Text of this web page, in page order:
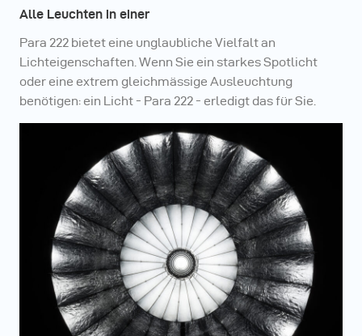
Alle Leuchten in einer
Para 222 bietet eine unglaubliche Vielfalt an
Lichteigenschaften. Wenn Sie ein starkes Spotlicht
oder eine extrem gleichmässige Ausleuchtung
benötigen: ein Licht - Para 222 - erledigt das für Sie.